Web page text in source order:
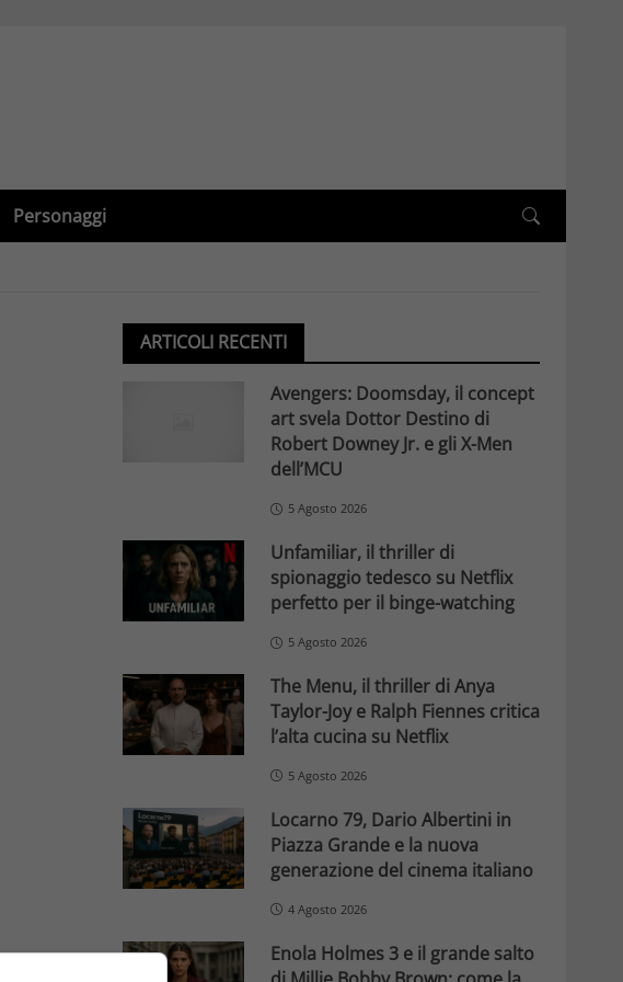
Personaggi
ARTICOLI RECENTI
Avengers: Doomsday, il concept
art svela Dottor Destino di
Robert Downey Jr. e gli X-Men
dell’MCU
5 Agosto 2026
Unfamiliar, il thriller di
spionaggio tedesco su Netflix
perfetto per il binge-watching
5 Agosto 2026
The Menu, il thriller di Anya
Taylor-Joy e Ralph Fiennes critica
l’alta cucina su Netflix
5 Agosto 2026
Locarno 79, Dario Albertini in
Piazza Grande e la nuova
generazione del cinema italiano
4 Agosto 2026
Enola Holmes 3 e il grande salto